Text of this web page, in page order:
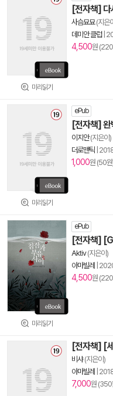
미리읽기
[전자책] 다
사슴묘묘(지은
데미안 클럽|
4,500원
미리읽기
ePub
[전자책] 완
이지안(지은이)
더로맨틱
1,000원 (50
미리읽기
ePub
[전자책]
Aktiv(지은이)
아마빌레
4,500원
[전자책] [
비샤(지은이)
아마빌레
7,000원 (350